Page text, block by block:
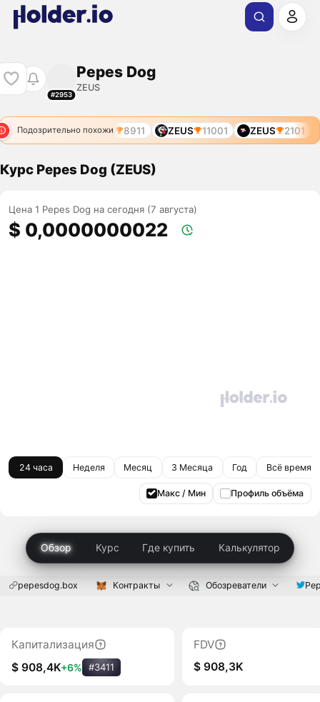
#2953
Pepes Dog
ZEUS
Подозрительно похожи
ZEUS 7191 ZEUS 8911 ZEUS 11001 ZEUS 2101
Курс Pepes Dog (ZEUS)
Цена 1 Pepes Dog на сегодня (7 августа)
$ 0,0000000022
24 часа Неделя Месяц 3 Месяца Год Всё время
Макс / Мин Профиль объёма
Обзор Курс Где купить Калькулятор
pepesdog.box Контракты Обозреватели
Капитализация
$ 908,4K+6% #3411
FDV
$ 908,3K